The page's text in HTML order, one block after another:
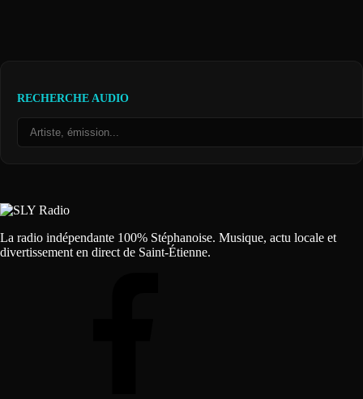
RECHERCHE AUDIO
La radio indépendante 100% Stéphanoise. Musique, actu locale et
divertissement en direct de Saint-Étienne.